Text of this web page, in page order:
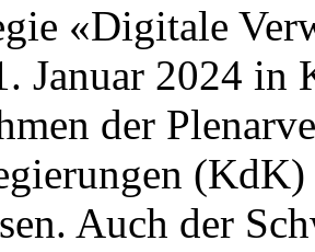
«Digitale
Januar 2024 in
der
Auch der